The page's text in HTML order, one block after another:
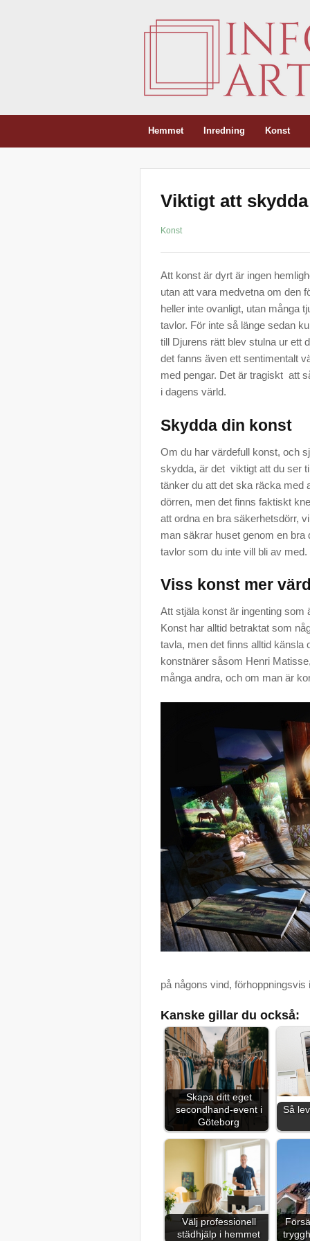
Hemmet Inredning Konst
Viktigt att
Konst
Att konst är dyrt är ingen
utan att vara medvetna om den
heller inte ovanligt, utan många
tavlor. För inte så länge sedan
till Djurens rätt blev stulna ur ett
det fanns även ett sentimentalt
med pengar. Det är tragiskt att
i dagens värld.
Skydda din konst
Om du har värdefull konst, och
skydda, är det viktigt att du ser
tänker du att det ska räcka med
dörren, men det finns faktiskt
att ordna en bra säkerhetsdörr,
man säkrar huset genom en bra
tavlor som du inte vill bli av med.
Viss konst mer
Att stjäla konst är ingenting som
Konst har alltid betraktat som
tavla, men det finns alltid känsla
konstnärer såsom Henri
många andra, och om man är
på någons vind, förhoppningsvis
Kanske gillar du också:
Skapa ditt eget
secondhand-event i
Göteborg
Så
Välj professionell
städhjälp i hemmet